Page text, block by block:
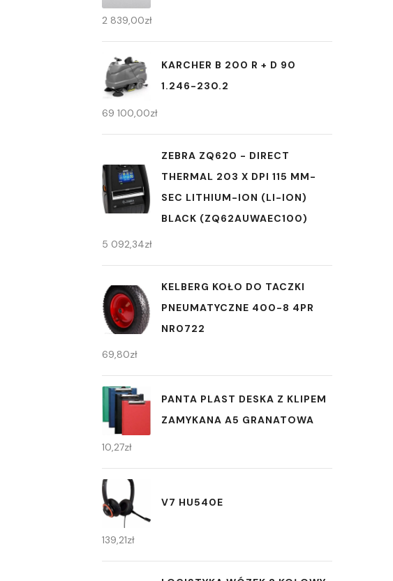
2 839,00zł
KARCHER B 200 R + D 90
1.246-230.2
69 100,00zł
ZEBRA ZQ620 - DIRECT
THERMAL 203 X DPI 115 MM-
SEC LITHIUM-ION (LI-ION)
BLACK (ZQ62AUWAEC100)
5 092,34zł
KELBERG KOŁO DO TACZKI
PNEUMATYCZNE 400-8 4PR
NR0722
69,80zł
PANTA PLAST DESKA Z KLIPEM
ZAMYKANA A5 GRANATOWA
10,27zł
V7 HU540E
139,21zł